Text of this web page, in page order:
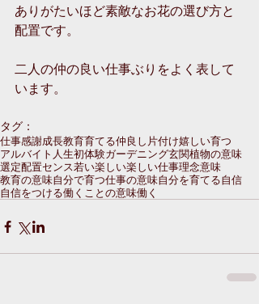
ありがたいほど素敵なお花の選び方と
配置です。
二人の仲の良い仕事ぶりをよく表して
います。
タグ：
仕事感謝成長教育育てる仲良し 片付け嬉しい育つ
アルバイト 人生初体験ガーデニング玄関植物の意味
選定配置センス若い楽しい楽しい仕事理念意味
教育の意味自分で育つ仕事の意味自分を育てる自信
自信をつける働くことの意味働く